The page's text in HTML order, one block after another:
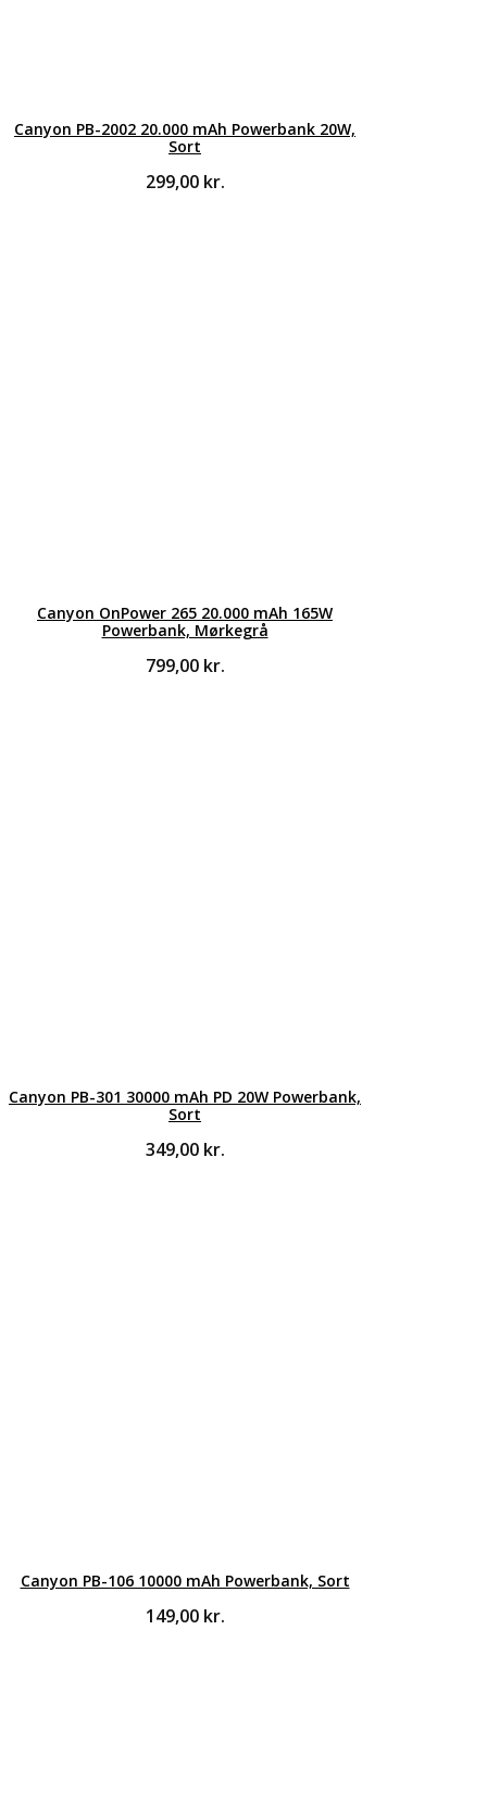
Canyon PB-2002 20.000 mAh Powerbank 20W,
Sort
299,00 kr.
Canyon OnPower 265 20.000 mAh 165W
Powerbank, Mørkegrå
799,00 kr.
Canyon PB-301 30000 mAh PD 20W Powerbank,
Sort
349,00 kr.
Canyon PB-106 10000 mAh Powerbank, Sort
149,00 kr.